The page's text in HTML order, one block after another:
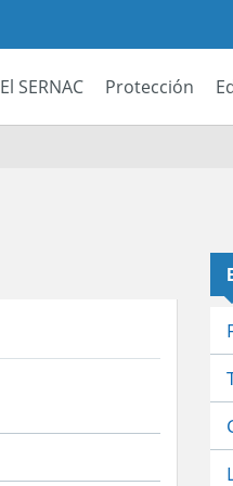
El SERNAC Protección